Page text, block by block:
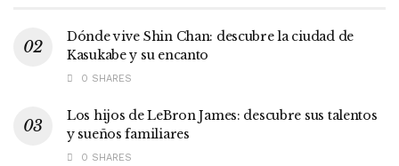
Dónde vive Shin Chan: descubre la ciudad de
Kasukabe y su encanto
0 SHARES
Los hijos de LeBron James: descubre sus talentos
y sueños familiares
0 SHARES